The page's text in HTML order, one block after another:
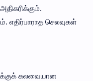
எதிர்பாராத செலவுகள்
கலவையான